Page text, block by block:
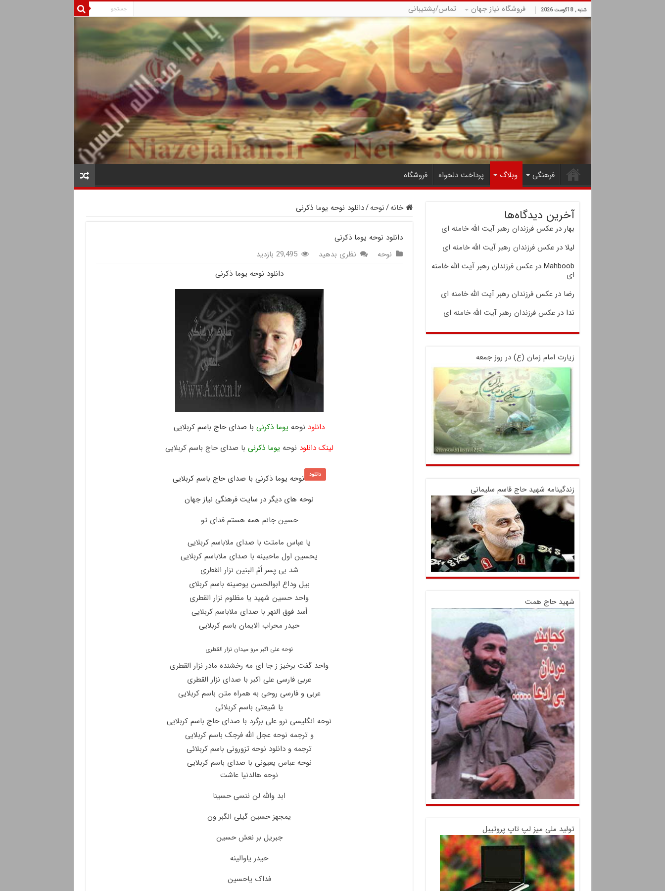
شنبه , 8 آگوست 2026 فروشگاه نیاز جهان تماس/پشتیبانی
فرهنگی وبلاگ پرداخت دلخواه فروشگاه
خانه/نوحه/دانلود نوحه یوما ذکرنی
دانلود نوحه یوما ذکرنی
نوحه
نظری بدهید
29,495 بازدید
دانلود نوحه یوما ذکرنی
دانلود نوحه یوما ذکرنی با صدای حاج باسم کربلایی
لینک دانلود نوحه یوما ذکرنی با صدای حاج باسم کربلایی
دانلود
نوحه یوما ذکرنی با صدای حاج باسم کربلایی
نوحه های دیگر در سایت فرهنگی نیاز جهان
حسین جانم همه هستم فدای تو
یا عباس مامتت با صدای ملاباسم کربلایی
یحسین اول ماحبینه با صدای ملاباسم کربلایی
شد بی پسر اُمُ البنین نزار القطری
بیل وداع ابوالحسن یوصینه باسم کربلای
واحد حسین شهید یا مظلوم نزار القطری
أسد فوق النهر با صدای ملاباسم کربلایی
حیدر محراب الایمان باسم کربلایی
نوحه علی اکبر مرو میدان نزار القطری
واحد گفت برخیز ز جا ای مه رخشنده مادر نزار القطری
عربی فارسی علی اکبر با صدای نزار القطری
عربی و فارسی روحی به همراه متن باسم کربلایی
یا شیعتی باسم کربلائی
نوحه انگلیسی نرو علی برگرد با صدای حاج باسم کربلایی
و ترجمه نوحه عجل الله فرجک باسم کربلایی
ترجمه و دانلود نوحه تزورونی باسم کربلائی
نوحه عباس یعیونی با صدای باسم کربلایی
نوحه هالدنیا عاشت
ابد والله لن ننسی حسینا
یمجهز حسین گیلی الگبر ون
جبریل بر نعش حسین
حیدر یاوالینه
فداک یاحسین
آخرین دیدگاه‌ها
بهار درعکس فرزندان رهبر آیت الله خامنه ای
لیلا درعکس فرزندان رهبر آیت الله خامنه ای
Mahboob درعکس فرزندان رهبر آیت الله خامنه
ای
رضا درعکس فرزندان رهبر آیت الله خامنه ای
ندا درعکس فرزندان رهبر آیت الله خامنه ای
زیارت امام زمان (ع) در روز جمعه
زندگینامه شهید حاج قاسم سلیمانی
شهید حاج همت
تولید ملی میز لپ تاپ پروتیبل